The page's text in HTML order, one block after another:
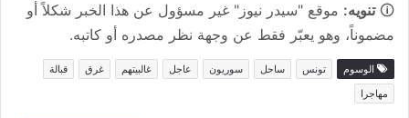
🛈تنويه: موقع "سيدر نيوز" غير مسؤول عن هذا الخبر شكلاً أو
مضموناً، وهو يعبّر فقط عن وجهة نظر مصدره أو كاتبه.
الوسوم تونس ساحل سوريون عاجل غالبيتهم غرق
قبالة
مهاجرا